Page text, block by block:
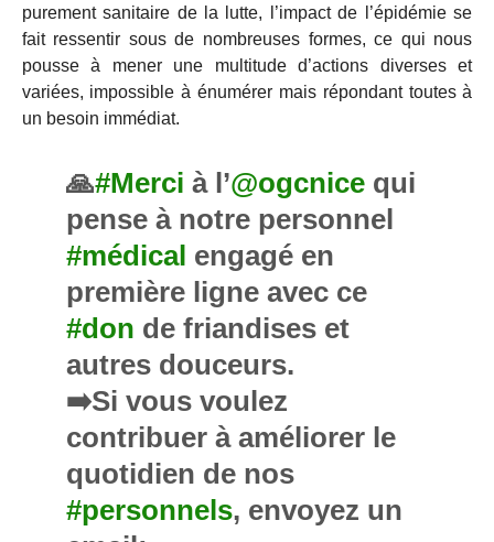
purement sanitaire de la lutte, l’impact de l’épidémie se
fait ressentir sous de nombreuses formes, ce qui nous
pousse à mener une multitude d’actions diverses et
variées, impossible à énumérer mais répondant toutes à
un besoin immédiat.
🙏#Merci à l’@ogcnice qui
pense à notre personnel
#médical engagé en
première ligne avec ce
#don de friandises et
autres douceurs.
➡️Si vous voulez
contribuer à améliorer le
quotidien de nos
#personnels, envoyez un